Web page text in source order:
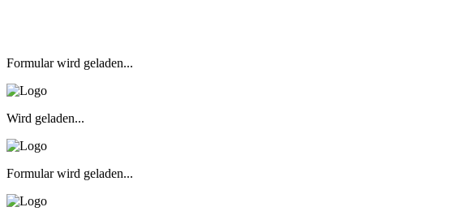
Formular wird geladen...
Wird geladen...
Formular wird geladen...